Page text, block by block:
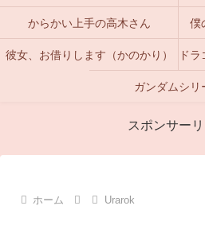
からかい上手の高木さん 僕
彼女、お借りします（かのかり）
ガンダムシリ
スポンサー
ホーム Urarok